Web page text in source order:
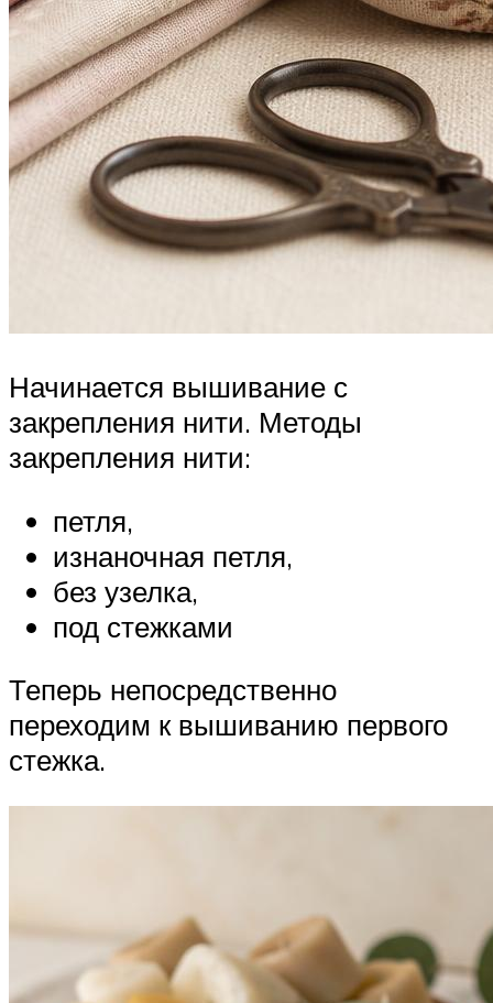
Начинается вышивание с
закрепления нити. Методы
закрепления нити:
петля,
изнаночная петля,
без узелка,
под стежками
Теперь непосредственно
переходим к вышиванию первого
стежка.